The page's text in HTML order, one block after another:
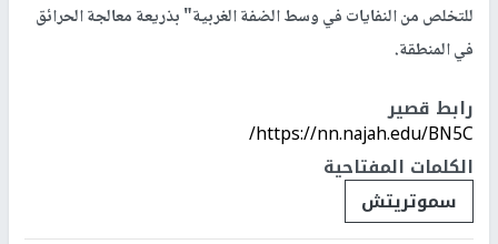
للتخلص من النفايات في وسط الضفة الغربية" بذريعة معالجة الحرائق
في المنطقة.
رابط قصير
https://nn.najah.edu/BN5C/
الكلمات المفتاحية
سموتريتش